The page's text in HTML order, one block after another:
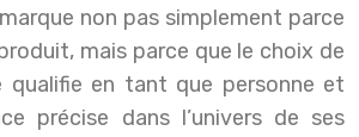
non pas simplement parce
mais parce que le choix de
qualifie en tant que personne et
précise dans l’univers de ses